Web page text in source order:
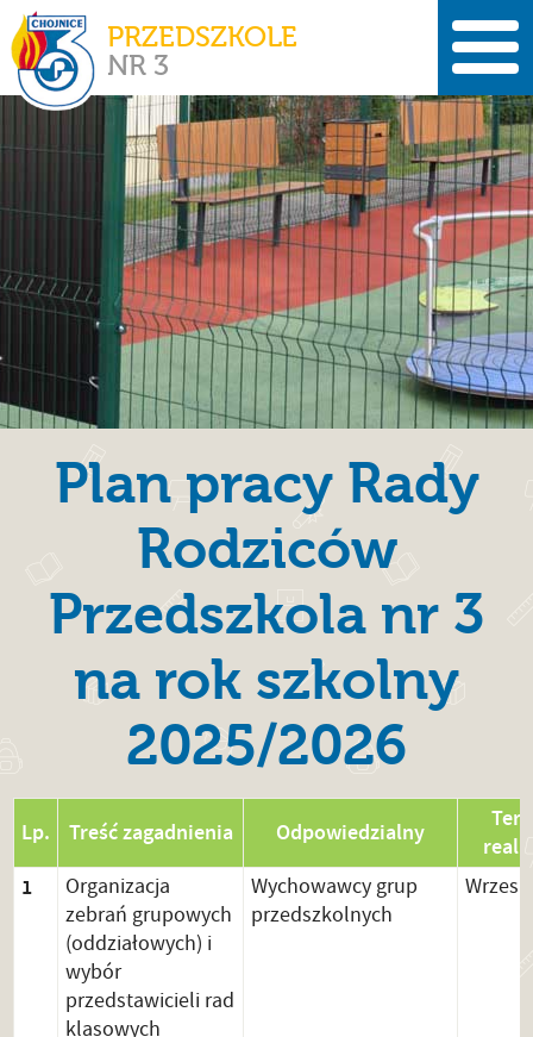
PRZEDSZKOLE
NR 3
Plan pracy Rady
Rodziców
Przedszkola nr 3
na rok szkolny
2025/2026
Lp. Treść zagadnienia Odpowiedzialny
1
Organizacja
zebrań grupowych
(oddziałowych) i
wybór
przedstawicieli rad
klasowych
Wychowawcy grup
przedszkolnych